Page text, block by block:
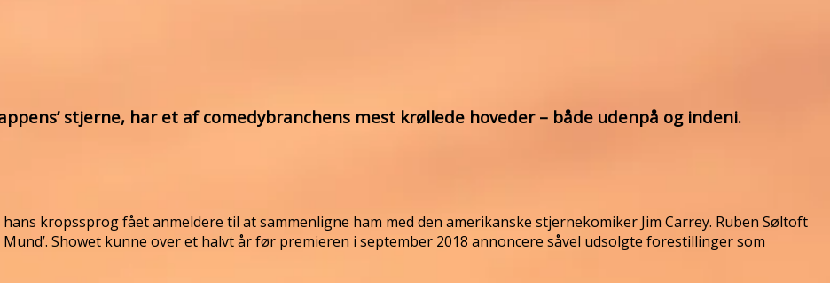
stjerne, har et af comedybranchens mest krøllede hoveder – både udenpå og indeni.
kropssprog fået anmeldere til at sammenligne ham med den amerikanske stjernekomiker Jim Carrey. Ruben Søltoft
Showet kunne over et halvt år før premieren i september 2018 annoncere såvel udsolgte forestillinger som